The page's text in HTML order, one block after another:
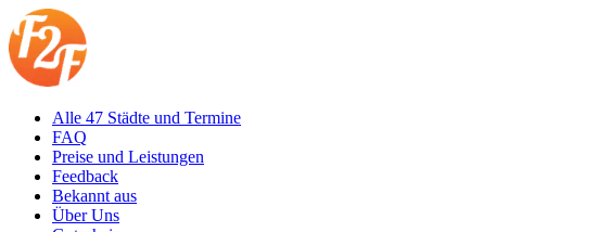
Alle 47 Städte und Termine
FAQ
Preise und Leistungen
Feedback
Bekannt aus
Über Uns